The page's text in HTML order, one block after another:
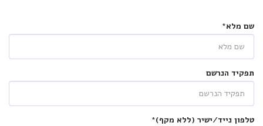
שם מלא*
תפקיד הנרשם
טלפון נייד/ישיר (ללא מקף)*